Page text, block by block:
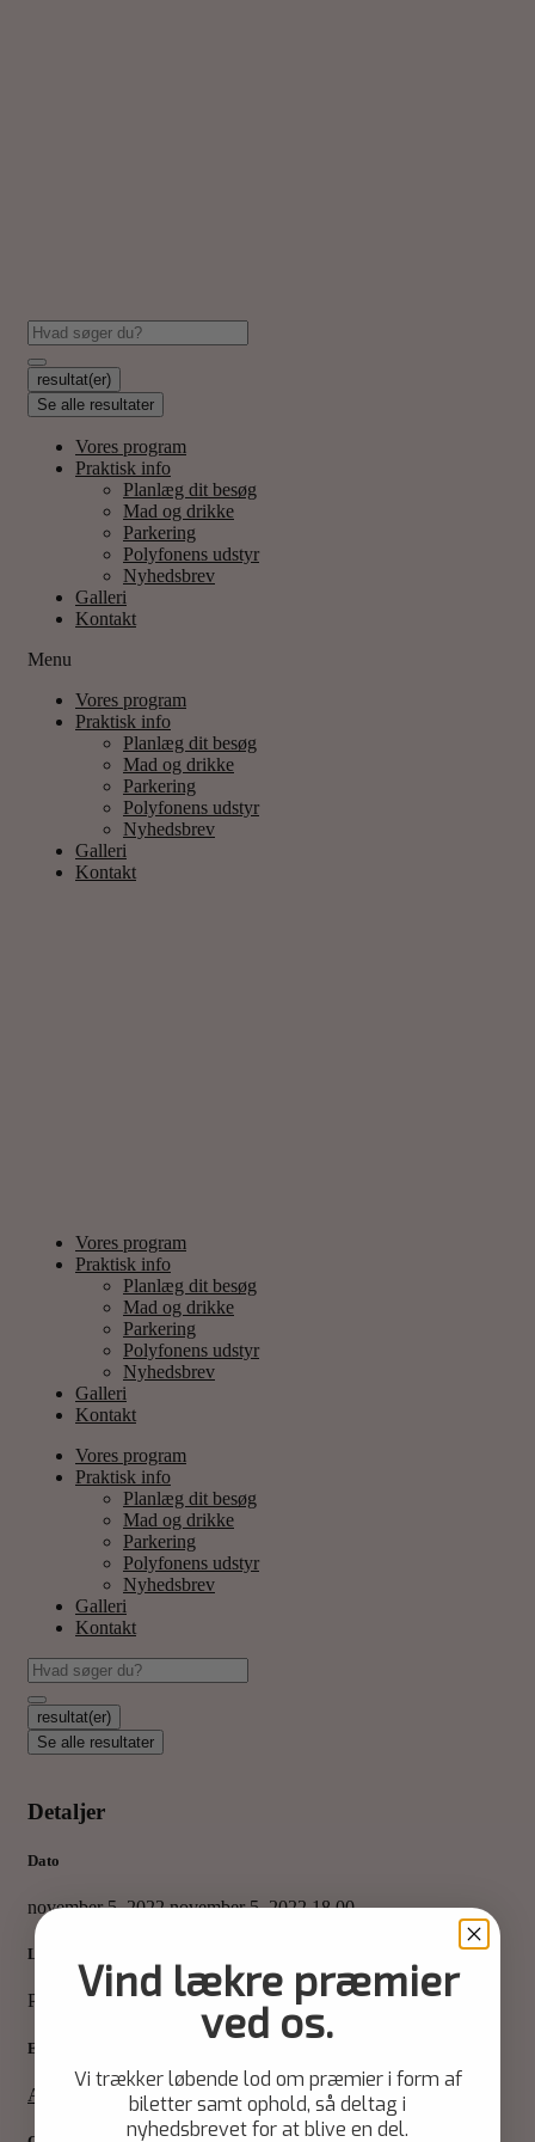
resultat(er)
Se alle resultater
Vores program
Praktisk info
Planlæg dit besøg
Mad og drikke
Parkering
Polyfonens udstyr
Nyhedsbrev
Galleri
Kontakt
Menu
Vores program
Praktisk info
Planlæg dit besøg
Mad og drikke
Parkering
Polyfonens udstyr
Nyhedsbrev
Galleri
Kontakt
Vores program
Praktisk info
Planlæg dit besøg
Mad og drikke
Parkering
Polyfonens udstyr
Nyhedsbrev
Galleri
Kontakt
Vores program
Praktisk info
Planlæg dit besøg
Mad og drikke
Parkering
Polyfonens udstyr
Nyhedsbrev
Galleri
Kontakt
resultat(er)
Se alle resultater
Detaljer
Dato
november 5, 2022november 5, 202218.00
Lokation
Polyfonen - Fra 395 kr.
Event type
Alle Koncert Musik
Vind lækre præmier
ved os.
Vi trækker løbende lod om præmier i form af
biletter samt ophold, så deltag i
nyhedsbrevet for at blive en del.